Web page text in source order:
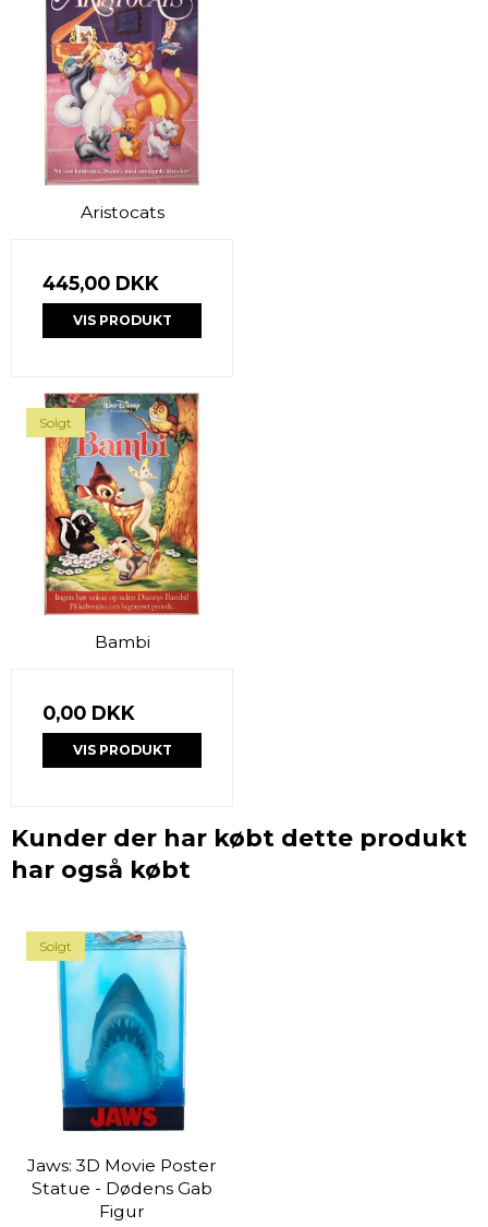
Aristocats
445,00 DKK
VIS PRODUKT
Solgt
Bambi
0,00 DKK
VIS PRODUKT
Kunder der har købt dette produkt
har også købt
Solgt
Jaws: 3D Movie Poster
Statue - Dødens Gab
Figur